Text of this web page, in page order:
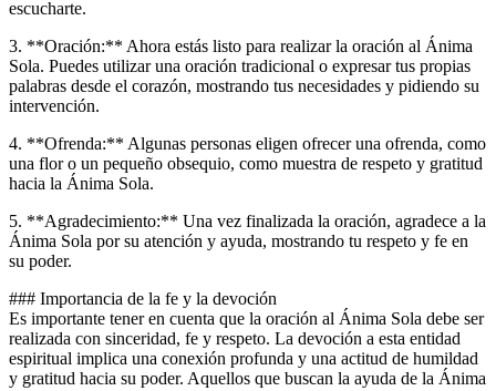
escucharte.
3. **Oración:** Ahora estás listo para realizar la oración al Ánima
Sola. Puedes utilizar una oración tradicional o expresar tus propias
palabras desde el corazón, mostrando tus necesidades y pidiendo su
intervención.
4. **Ofrenda:** Algunas personas eligen ofrecer una ofrenda, como
una flor o un pequeño obsequio, como muestra de respeto y gratitud
hacia la Ánima Sola.
5. **Agradecimiento:** Una vez finalizada la oración, agradece a la
Ánima Sola por su atención y ayuda, mostrando tu respeto y fe en
su poder.
### Importancia de la fe y la devoción
Es importante tener en cuenta que la oración al Ánima Sola debe ser
realizada con sinceridad, fe y respeto. La devoción a esta entidad
espiritual implica una conexión profunda y una actitud de humildad
y gratitud hacia su poder. Aquellos que buscan la ayuda de la Ánima